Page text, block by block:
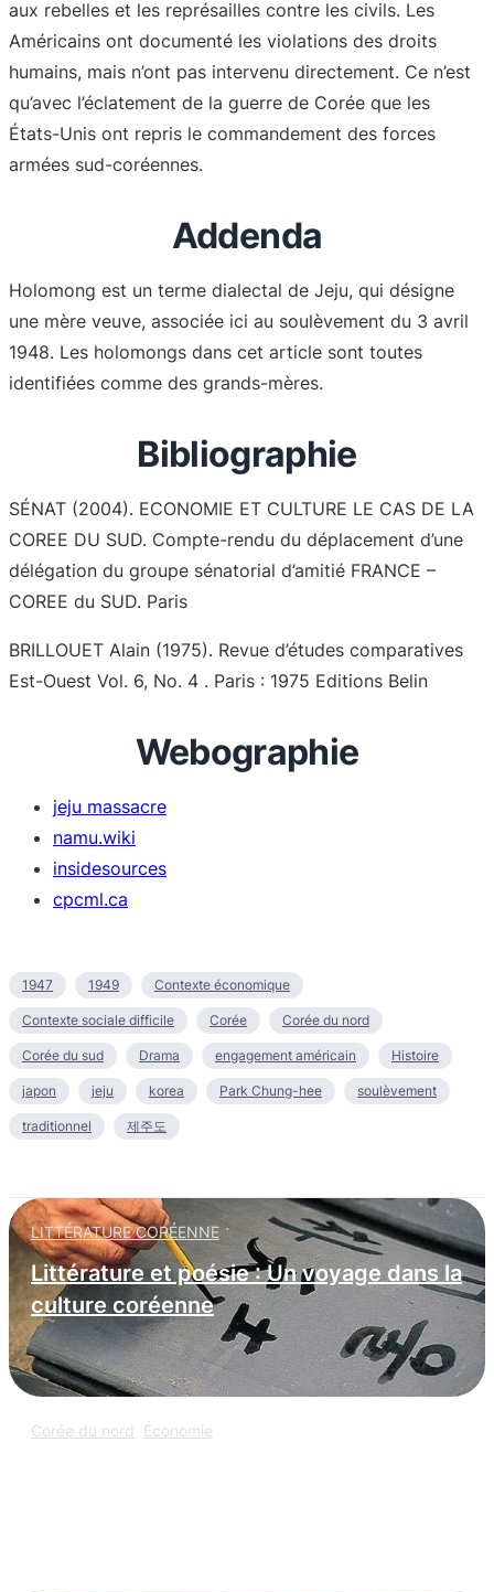
aux rebelles et les représailles contre les civils. Les
Américains ont documenté les violations des droits
humains, mais n’ont pas intervenu directement. Ce n’est
qu’avec l’éclatement de la guerre de Corée que les
États-Unis ont repris le commandement des forces
armées sud-coréennes.
Addenda
Holomong est un terme dialectal de Jeju, qui désigne
une mère veuve, associée ici au soulèvement du 3 avril
1948. Les holomongs dans cet article sont toutes
identifiées comme des grands-mères.
Bibliographie
SÉNAT (2004). ECONOMIE ET CULTURE LE CAS DE LA
COREE DU SUD. Compte-rendu du déplacement d’une
délégation du groupe sénatorial d’amitié FRANCE –
COREE du SUD. Paris
BRILLOUET Alain (1975). Revue d’études comparatives
Est-Ouest Vol. 6, No. 4 . Paris : 1975 Editions Belin
Webographie
jeju massacre
namu.wiki
insidesources
cpcml.ca
1947 1949 Contexte économique
Contexte sociale difficile Corée Corée du nord
Corée du sud Drama engagement américain Histoire
japon jeju korea Park Chung-hee soulèvement
traditionnel 제주도
LITTÉRATURE CORÉENNE
Littérature et poésie : Un voyage dans la
culture coréenne
Corée du nord Économie